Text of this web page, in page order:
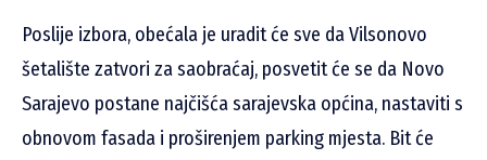
Poslije izbora, obećala je uradit će sve da Vilsonovo
šetalište zatvori za saobraćaj, posvetit će se da Novo
Sarajevo postane najčišća sarajevska općina, nastaviti s
obnovom fasada i proširenjem parking mjesta. Bit će